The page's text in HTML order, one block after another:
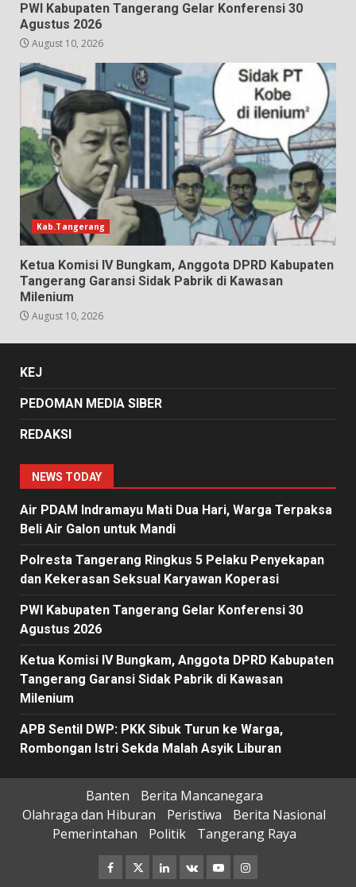
PWI Kabupaten Tangerang Gelar Konferensi 30
Agustus 2026
August 10, 2026
Kab.Tangerang
Ketua Komisi IV Bungkam, Anggota DPRD Kabupaten
Tangerang Garansi Sidak Pabrik di Kawasan
Milenium
August 10, 2026
KEJ
PEDOMAN MEDIA SIBER
REDAKSI
NEWS TODAY
Air PDAM Indramayu Mati Dua Hari, Warga Terpaksa
Beli Air Galon untuk Mandi
Polresta Tangerang Ringkus 5 Pelaku Penyekapan
dan Kekerasan Seksual Karyawan Koperasi
PWI Kabupaten Tangerang Gelar Konferensi 30
Agustus 2026
Ketua Komisi IV Bungkam, Anggota DPRD Kabupaten
Tangerang Garansi Sidak Pabrik di Kawasan
Milenium
APB Sentil DWP: PKK Sibuk Turun ke Warga,
Rombongan Istri Sekda Malah Asyik Liburan
Banten
Berita Mancanegara
Olahraga dan Hiburan
Peristiwa
Berita Nasional
Pemerintahan
Politik Tangerang Raya
Facebook
TwitterLinkedin
VK YoutubeInstagram